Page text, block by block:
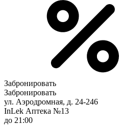
Забронировать
Забронировать
ул. Аэродромная, д. 24-246
InLek Аптека №13
до 21:00